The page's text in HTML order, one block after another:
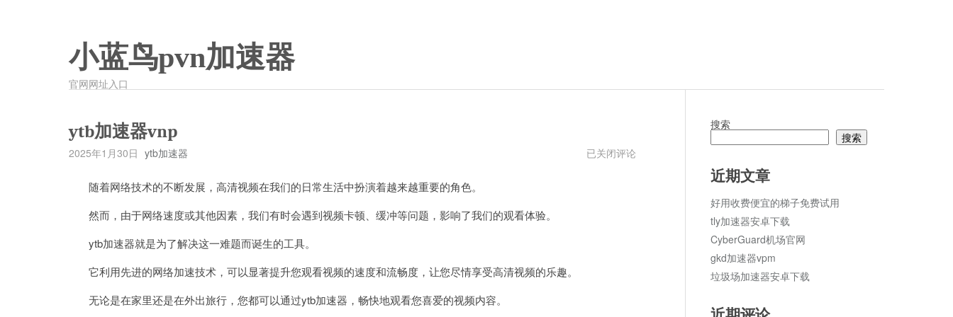
小蓝鸟pvn加速器
官网网址入口
ytb加速器vnp
2025年1月30日 ytb加速器
ytb
已关闭评论
随着网络技术的不断发展，高清视频在我们的日常生活中扮演着越来越重要的角色。
然而，由于网络速度或其他因素，我们有时会遇到视频卡顿、缓冲等问题，影响了我们的观看体验。
ytb加速器就是为了解决这一难题而诞生的工具。
它利用先进的网络加速技术，可以显著提升您观看视频的速度和流畅度，让您尽情享受高清视频的乐趣。
无论是在家里还是在外出旅行，您都可以通过ytb加速器，畅快地观看您喜爱的视频内容。
搜索
搜索
近期文章
好用收费便宜的梯子免费试用
tly加速器安卓下载
CyberGuard机场官网
gkd加速器vpm
垃圾场加速器安卓下载